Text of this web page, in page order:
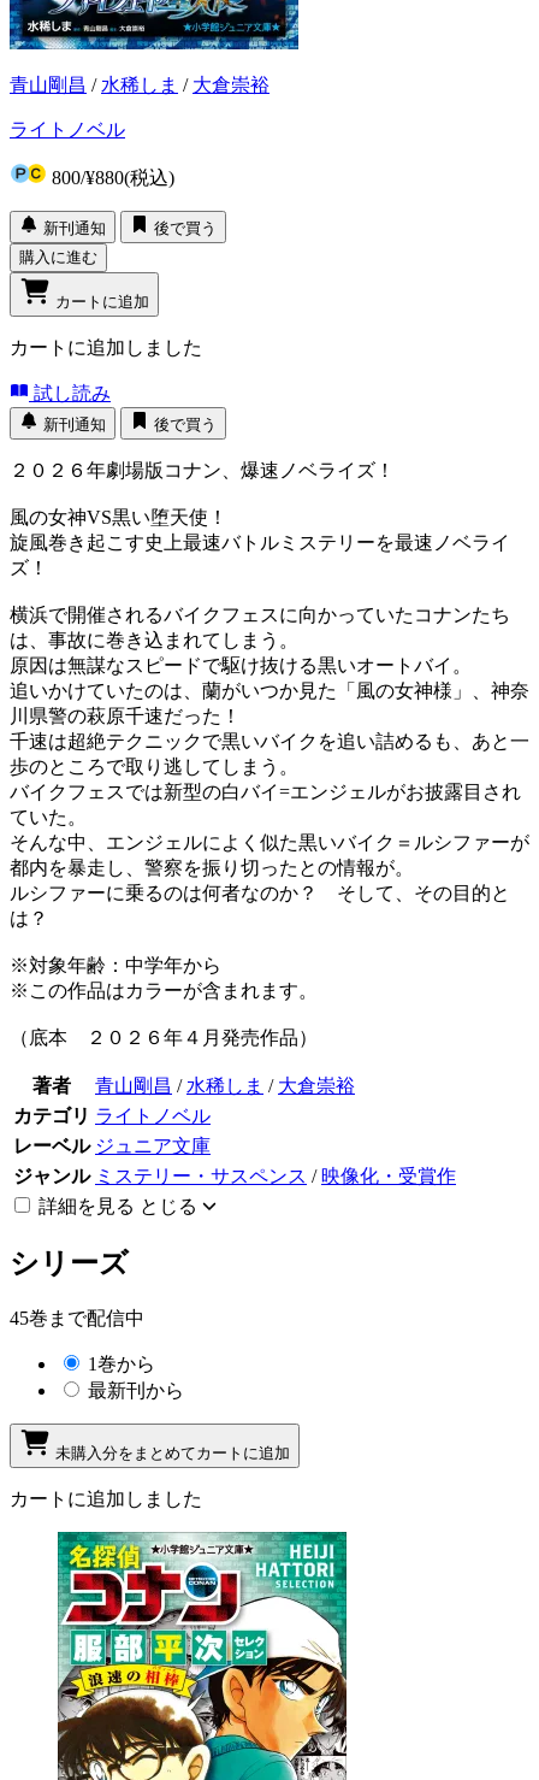
青山剛昌 / 水稀しま / 大倉崇裕
ライトノベル
800/¥880(税込)
新刊通知
後で買う
購入に進む
カートに追加
カートに追加しました
試し読み
新刊通知 後で買う
２０２６年劇場版コナン、爆速ノベライズ！
風の女神VS黒い堕天使！
旋風巻き起こす史上最速バトルミステリーを最速ノベライ
ズ！
横浜で開催されるバイクフェスに向かっていたコナンたち
は、事故に巻き込まれてしまう。
原因は無謀なスピードで駆け抜ける黒いオートバイ。
追いかけていたのは、蘭がいつか見た「風の女神様」、神奈
川県警の萩原千速だった！
千速は超絶テクニックで黒いバイクを追い詰めるも、あと一
歩のところで取り逃してしまう。
バイクフェスでは新型の白バイ=エンジェルがお披露目され
ていた。
そんな中、エンジェルによく似た黒いバイク＝ルシファーが
都内を暴走し、警察を振り切ったとの情報が。
ルシファーに乗るのは何者なのか？ そして、その目的と
は？
※対象年齢：中学年から
※この作品はカラーが含まれます。
（底本 ２０２６年４月発売作品）
著者 青山剛昌 / 水稀しま / 大倉崇裕
カテゴリ ライトノベル
レーベル ジュニア文庫
ジャンル ミステリー・サスペンス / 映像化・受賞作
詳細を見る とじる
シリーズ
45巻まで配信中
1巻から
最新刊から
未購入分をまとめてカートに追加
カートに追加しました